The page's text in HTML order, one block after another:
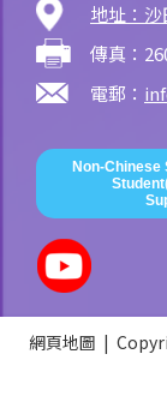
地址：
傳真：
電郵：
Non-Chinese
網頁地圖 |